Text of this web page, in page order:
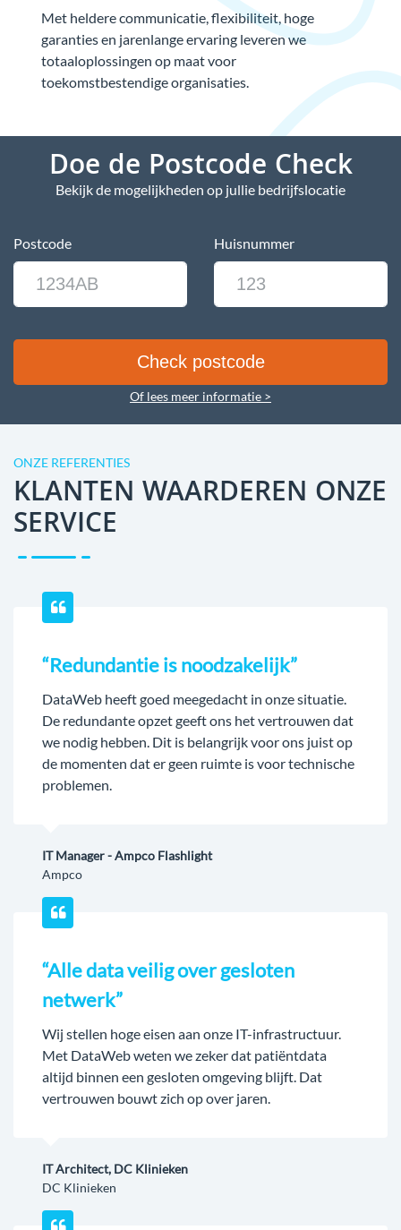
Met heldere communicatie, flexibiliteit, hoge
garanties en jarenlange ervaring leveren we
totaaloplossingen op maat voor
toekomstbestendige organisaties.
Doe de Postcode Check
Bekijk de mogelijkheden op jullie bedrijfslocatie
Postcode Huisnummer
Of lees meer informatie >
ONZE REFERENTIES
KLANTEN WAARDEREN ONZE
SERVICE
“Redundantie is noodzakelijk”
DataWeb heeft goed meegedacht in onze situatie.
De redundante opzet geeft ons het vertrouwen dat
we nodig hebben. Dit is belangrijk voor ons juist op
de momenten dat er geen ruimte is voor technische
problemen.
IT Manager - Ampco Flashlight
Ampco
“Alle data veilig over gesloten
netwerk”
Wij stellen hoge eisen aan onze IT-infrastructuur.
Met DataWeb weten we zeker dat patiëntdata
altijd binnen een gesloten omgeving blijft. Dat
vertrouwen bouwt zich op over jaren.
IT Architect, DC Klinieken
DC Klinieken